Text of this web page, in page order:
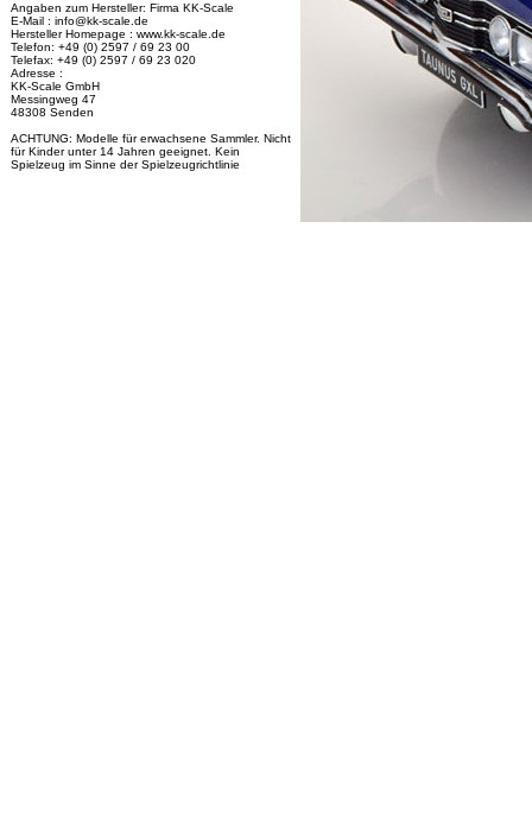
Angaben zum Hersteller: Firma KK-Scale
E-Mail : info@kk-scale.de
Hersteller Homepage : www.kk-scale.de
Telefon: +49 (0) 2597 / 69 23 00
Telefax: +49 (0) 2597 / 69 23 020
Adresse :
KK-Scale GmbH
Messingweg 47
48308 Senden
ACHTUNG: Modelle für erwachsene Sammler. Nicht
für Kinder unter 14 Jahren geeignet. Kein
Spielzeug im Sinne der Spielzeugrichtlinie